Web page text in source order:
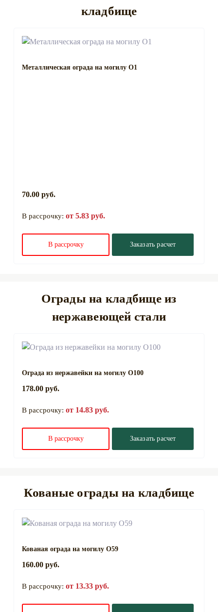
кладбище
Металлическая ограда на могилу О1
70.00 руб.
В рассрочку: от 5.83 руб.
В рассрочку Заказать расчет
Ограды на кладбище из
нержавеющей стали
Ограда из нержавейки на могилу О100
178.00 руб.
В рассрочку: от 14.83 руб.
В рассрочку Заказать расчет
Кованые ограды на кладбище
Кованая ограда на могилу О59
160.00 руб.
В рассрочку: от 13.33 руб.